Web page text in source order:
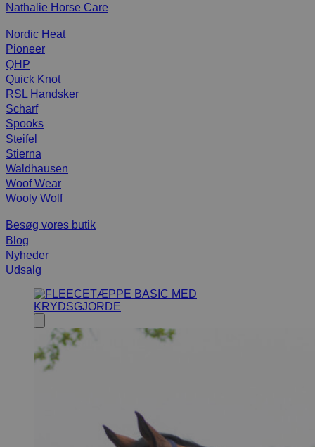
Nathalie Horse Care
Nordic Heat
Pioneer
QHP
Quick Knot
RSL Handsker
Scharf
Spooks
Steifel
Stierna
Waldhausen
Woof Wear
Wooly Wolf
Besøg vores butik
Blog
Nyheder
Udsalg